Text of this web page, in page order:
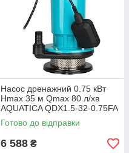
Насос дренажний 0.75 кВт
Hmax 35 м Qmax 80 л/хв
AQUATICA QDX1.5-32-0.75FA
(773238)
Готово до відправки
6 588 ₴